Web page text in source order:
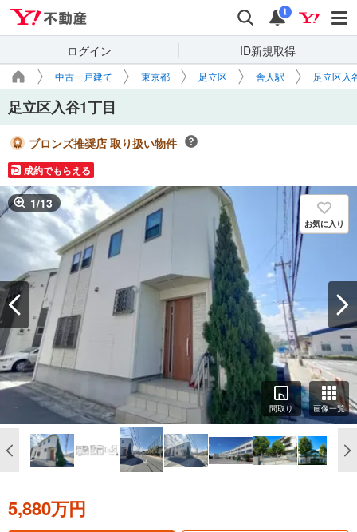
検索 通知
i
ログイン ID新規取得
中古一戸建て 東京都 足立区 舎人駅 足立区入
足立区入谷1丁目
ブロンズ推奨店 取り扱い物件
成約でもらえる
1/13
お気に入り
間取り 画像一覧
5,880万円